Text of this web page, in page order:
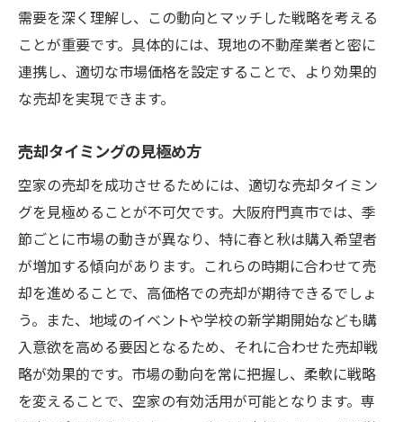
需要を深く理解し、この動向とマッチした戦略を考える
ことが重要です。具体的には、現地の不動産業者と密に
連携し、適切な市場価格を設定することで、より効果的
な売却を実現できます。
売却タイミングの見極め方
空家の売却を成功させるためには、適切な売却タイミン
グを見極めることが不可欠です。大阪府門真市では、季
節ごとに市場の動きが異なり、特に春と秋は購入希望者
が増加する傾向があります。これらの時期に合わせて売
却を進めることで、高価格での売却が期待できるでしょ
う。また、地域のイベントや学校の新学期開始なども購
入意欲を高める要因となるため、それに合わせた売却戦
略が効果的です。市場の動向を常に把握し、柔軟に戦略
を変えることで、空家の有効活用が可能となります。専